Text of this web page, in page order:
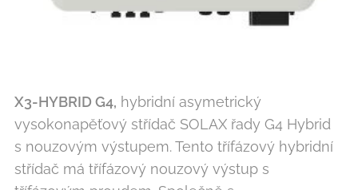
X3-HYBRID G4, hybridní asymetrický
vysokonapěťový střídač SOLAX řady G4 Hybrid
s nouzovým výstupem. Tento třífázový hybridní
střídač má třífázový nouzový výstup s